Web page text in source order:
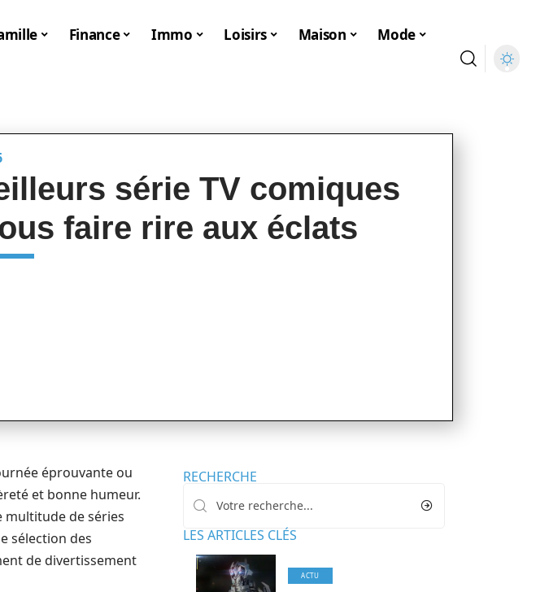
Finance Immo Loisirs Maison Mode
série TV comiques
faire rire aux éclats
éprouvante ou
et bonne humeur.
multitude de séries
sélection des
de divertissement
RECHERCHE
LES ARTICLES CLÉS
ACTU